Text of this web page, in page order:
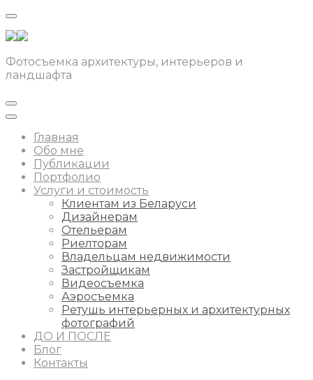
Фотосъемка архитектуры, интерьеров и
ландшафта
Главная
Обо мне
Публикации
Портфолио
Услуги и стоимость
Клиентам из Беларуси
Дизайнерам
Отельерам
Риелторам
Владельцам недвижимости
Застройщикам
Видеосъемка
Аэросъемка
Ретушь интерьерных и архитектурных
фотографий
ДО И ПОСЛЕ
Блог
Контакты